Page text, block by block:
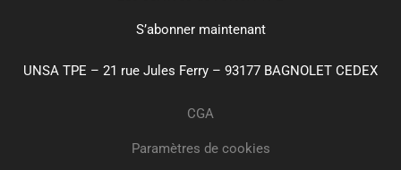
S’abonner maintenant
UNSA TPE – 21 rue Jules Ferry – 93177 BAGNOLET CEDEX
CGA
Paramètres de cookies